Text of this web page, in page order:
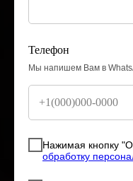
Телефон
Мы напишем Вам в
Нажимая кнопку
обработку